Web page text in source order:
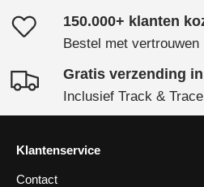
150.000+ klanten
Bestel met vertrouwen
Gratis verzending
Inclusief Track & Trace
Klantenservice
Contact